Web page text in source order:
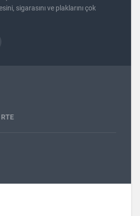
sigarasını ve plaklarını çok
RTE